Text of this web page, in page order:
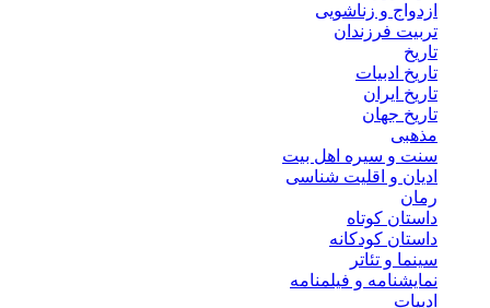
ازدواج و زناشویی
تربیت فرزندان
تاریخ
تاریخ ادبیات
تاریخ ایران
تاریخ جهان
مذهبی
سنت و سیره اهل بیت
ادیان و اقلیت شناسی
رمان
داستان کوتاه
داستان کودکانه
سینما و تئاتر
نمایشنامه و فیلمنامه
ادبیات